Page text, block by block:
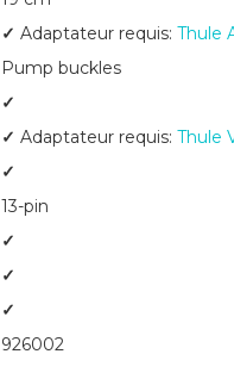
✓ Adaptateur requis:Thule
Pump buckles
✓
✓ Adaptateur requis:Thule
✓
13-pin
✓
✓
✓
926002